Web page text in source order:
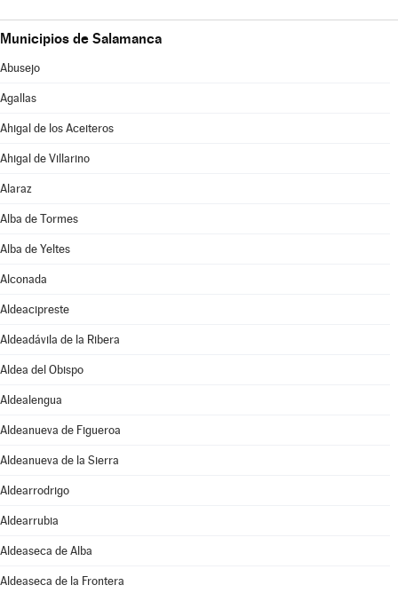
Municipios de Salamanca
Abusejo
Agallas
Ahigal de los Aceiteros
Ahigal de Villarino
Alaraz
Alba de Tormes
Alba de Yeltes
Alconada
Aldeacipreste
Aldeadávila de la Ribera
Aldea del Obispo
Aldealengua
Aldeanueva de Figueroa
Aldeanueva de la Sierra
Aldearrodrigo
Aldearrubia
Aldeaseca de Alba
Aldeaseca de la Frontera